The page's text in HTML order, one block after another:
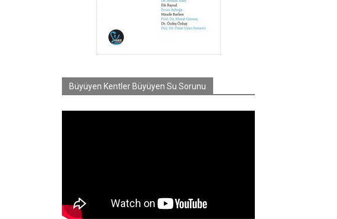
Büyüyen Kentler Büyüyen Su Sorunu